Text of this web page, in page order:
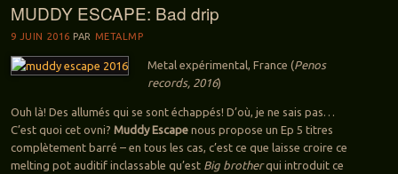
MUDDY ESCAPE: Bad drip
9 JUIN 2016 PAR METALMP
Metal expérimental, France (Penos
records, 2016)
Ouh là! Des allumés qui se sont échappés! D’où, je ne sais pas…
C’est quoi cet ovni? Muddy Escapenous propose un Ep 5 titres
complètement barré – en tous les cas, c’est ce que laisse croire ce
melting pot auditif inclassable qu’est Big brotherqui introduit ce